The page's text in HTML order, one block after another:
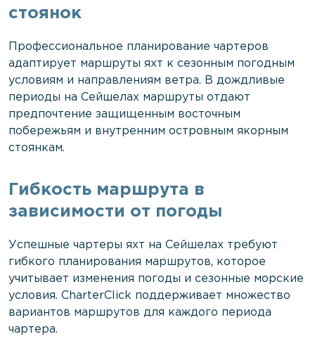
стоянок
Профессиональное планирование чартеров
адаптирует маршруты яхт к сезонным погодным
условиям и направлениям ветра. В дождливые
периоды на Сейшелах маршруты отдают
предпочтение защищенным восточным
побережьям и внутренним островным якорным
стоянкам.
Гибкость маршрута в
зависимости от погоды
Успешные чартеры яхт на Сейшелах требуют
гибкого планирования маршрутов, которое
учитывает изменения погоды и сезонные морские
условия. CharterClick поддерживает множество
вариантов маршрутов для каждого периода
чартера.